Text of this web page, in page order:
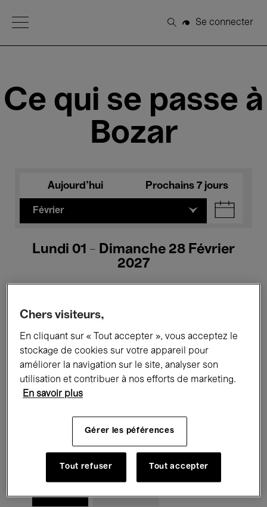
Open Menu
Rechercher
Se connecter
Ce qui se passe à
Bozar
Aujourd'hui Prochains 7 jours
Février
Lundi 01 - Dimanche 28 Février
2027
Tous les événements Concerts
Expositions Films Performances
Rencontres & Débats
Musique classique Global Music
Musique électronique
Pour tous Kids’ Palace
Chers visiteurs,
En cliquant sur « Tout accepter », vous acceptez le
stockage de cookies sur votre appareil pour
améliorer la navigation sur le site, analyser son
utilisation et contribuer à nos efforts de marketing.
En savoir plus
Gérer les péférences
Tout refuser Tout accepter